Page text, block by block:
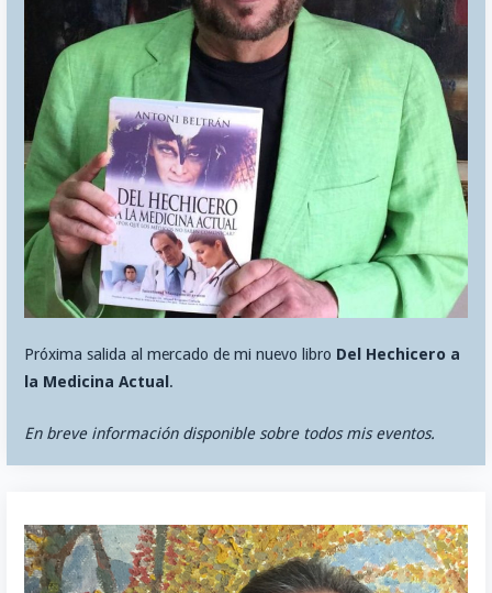
Próxima salida al mercado de mi nuevo libro Del Hechicero a
la Medicina Actual .
En breve información disponible sobre todos mis eventos.